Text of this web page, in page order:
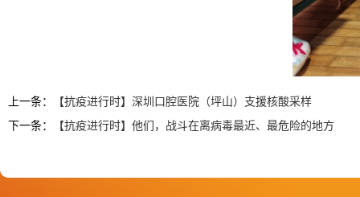
上一条：
【抗疫进行时】深圳口腔医院（坪山）支援核酸采样
下一条：
【抗疫进行时】他们，战斗在离病毒最近、最危险的地方